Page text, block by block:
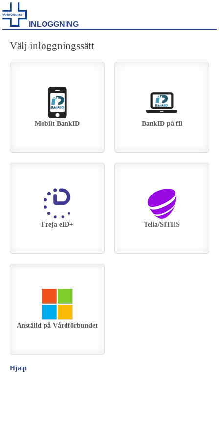
INLOGGNING
Välj inloggningssätt
Mobilt BankID BankID på fil
Telia/SITHS
Anställd på Vårdförbundet
Freja eID+
Hjälp